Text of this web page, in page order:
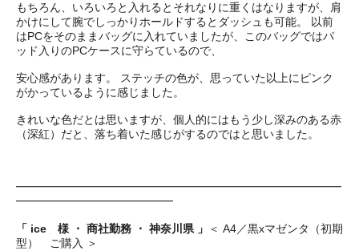
もちろん、いろいろと入れるとそれなりに重くはなりますが、肩
かけにして腕でしっかりホールドするとダッシュも可能。 以前
はPCをそのままバッグに入れていましたが、このバッグではパ
ッド入りのPCケースに守らているので、
安心感があります。 ステッチの色が、思っていた以上にピンク
がかっているように感じました。
きれいな色だとは思いますが、個人的にはもう少し深みのある赤
（深紅）だと、落ち着いた感じがするのではと思いました。
━━━━━━━━━━━━━━━━━━━━━━━━━━━━━
━━━━━━━━━━━━━━
「 ice 様 ・ 商社勤務 ・ 神奈川県 」
＜ A4／黒xマゼンタ（初期
型） ご購入 ＞